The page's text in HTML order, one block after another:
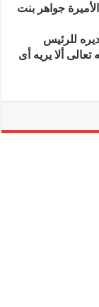
جواهر بنت
للرئيس
تعالى ألا يريه أى